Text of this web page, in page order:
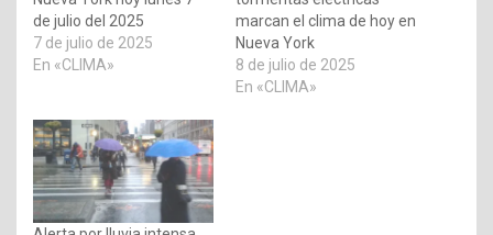
de julio del 2025
7 de julio de 2025
En «CLIMA»
marcan el clima de hoy en
Nueva York
8 de julio de 2025
En «CLIMA»